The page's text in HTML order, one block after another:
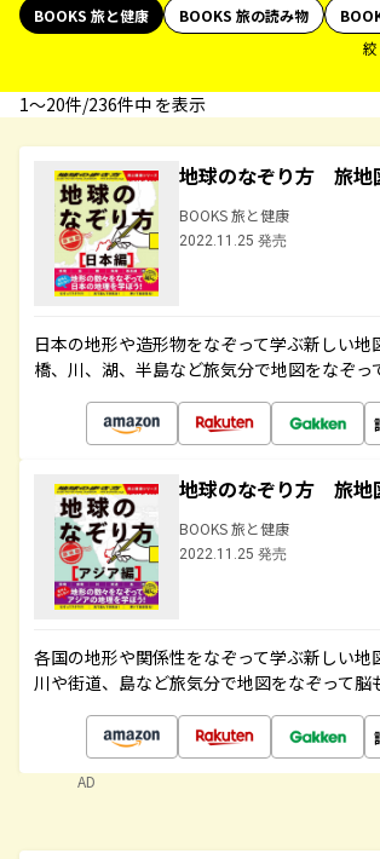
BOOKS 旅と健康
BOOKS 旅の読み物
1〜20件/236件中 を表示
地球のなぞり方 旅
BOOKS 旅と健康
2022.11.25 発売
日本の地形や造形物をなぞって学ぶ新しい地
橋、川、湖、半島など旅気分で地図をなぞっ
地球のなぞり方 旅
BOOKS 旅と健康
2022.11.25 発売
各国の地形や関係性をなぞって学ぶ新しい地
川や街道、島など旅気分で地図をなぞって脳
AD